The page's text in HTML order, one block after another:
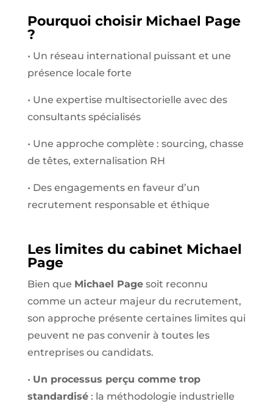
Pourquoi choisir Michael Page
?
• Un réseau international puissant et une
présence locale forte
• Une expertise multisectorielle avec des
consultants spécialisés
• Une approche complète : sourcing, chasse
de têtes, externalisation RH
• Des engagements en faveur d’un
recrutement responsable et éthique
Les limites du cabinet Michael
Page
Bien que Michael Pagesoit reconnu
comme un acteur majeur du recrutement,
son approche présente certaines limites qui
peuvent ne pas convenir à toutes les
entreprises ou candidats.
• Un processus perçu comme trop
standardisé: la méthodologie industrielle